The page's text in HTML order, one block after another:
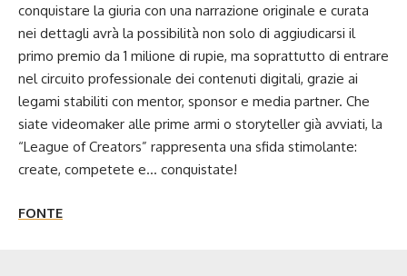
conquistare la giuria con una narrazione originale e curata
nei dettagli avrà la possibilità non solo di aggiudicarsi il
primo premio da 1 milione di rupie, ma soprattutto di entrare
nel circuito professionale dei contenuti digitali, grazie ai
legami stabiliti con mentor, sponsor e media partner. Che
siate videomaker alle prime armi o storyteller già avviati, la
“League of Creators” rappresenta una sfida stimolante:
create, competete e… conquistate!
FONTE